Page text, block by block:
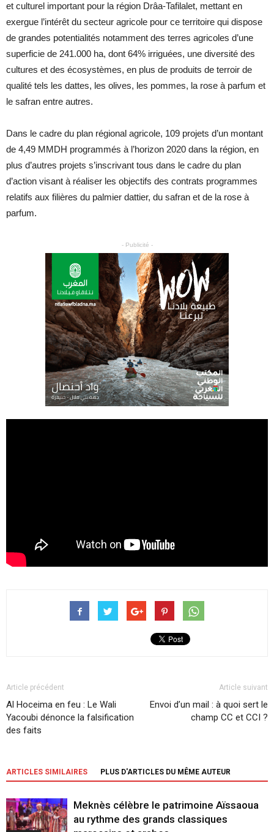
et culturel important pour la région Drâa-Tafilalet, mettant en
exergue l’intérêt du secteur agricole pour ce territoire qui dispose
de grandes potentialités notamment des terres agricoles d’une
superficie de 241.000 ha, dont 64% irriguées, une diversité des
cultures et des écosystèmes, en plus de produits de terroir de
qualité tels les dattes, les olives, les pommes, la rose à parfum et
le safran entre autres.
Dans le cadre du plan régional agricole, 109 projets d’un montant
de 4,49 MMDH programmés à l’horizon 2020 dans la région, en
plus d’autres projets s’inscrivant tous dans le cadre du plan
d’action visant à réaliser les objectifs des contrats programmes
relatifs aux filières du palmier dattier, du safran et de la rose à
parfum.
- Publicité -
Article précédent
Al Hoceima en feu : Le Wali
Yacoubi dénonce la falsification
des faits
Article suivant
Envoi d’un mail : à quoi sert le
champ CC et CCI ?
ARTICLES SIMILAIRES PLUS D'ARTICLES DU MÊME AUTEUR
Meknès célèbre le patrimoine Aïssaoua
au rythme des grands classiques